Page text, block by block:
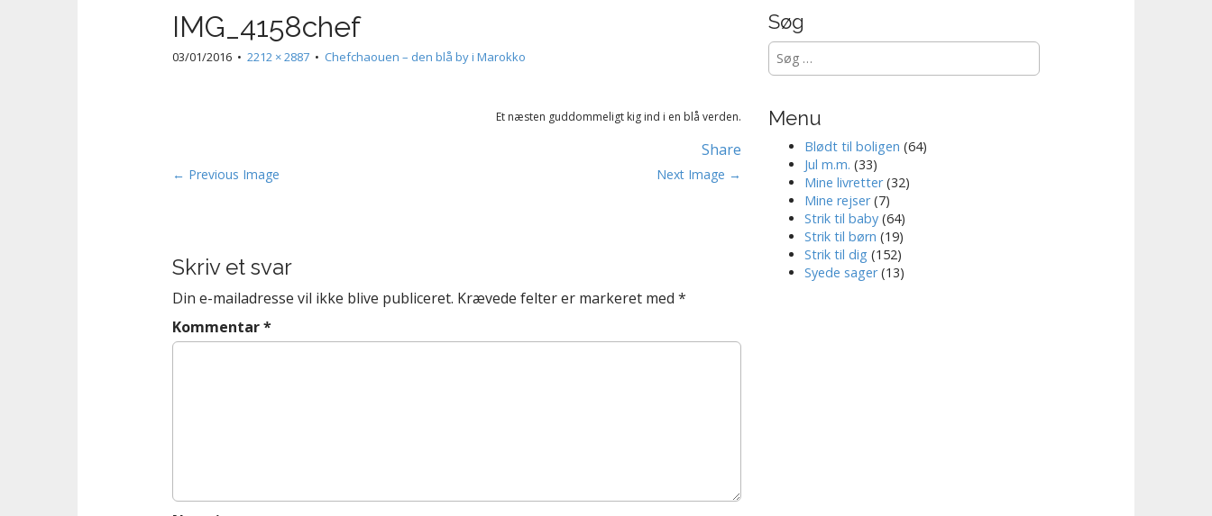
e
n
u
c
o
n
IMG_4158chef
03/01/2016 • 2212 × 2887 • Chefchaouen – den blå by i Marokko
Et næsten guddommeligt kig ind i en blå verden.
Share
P
n
a
v
i
← Previous Image Next Image →
Skriv et svar
Din e-mailadresse vil ikke blive publiceret. Krævede felter er markeret med *
Kommentar*
Søg
Søg
efter:
Menu
Blødt til boligen (64)
Jul m.m. (33)
Mine livretter(32)
Mine rejser(7)
Strik til baby (64)
Strik til børn (19)
Strik til dig (152)
Syede sager(13)